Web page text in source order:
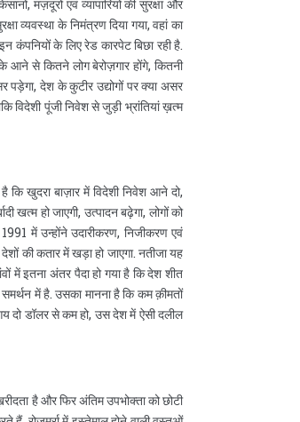
मज़दूरों एवं व्यापारियों की सुरक्षा और
व्यवस्था के निमंत्रण दिया गया, वहां का
कंपनियों के लिए रेड कारपेट बिछा रही है.
आने से कितने लोग बेरोज़गार होंगे, कितनी
पड़ेगा, देश के कुटीर उद्योगों पर क्या असर
विदेशी पूंजी निवेश से जुड़ी भ्रांतियां ख़त्म
कि खुदरा बाज़ार में विदेशी निवेश आने दो,
खत्म हो जाएगी, उत्पादन बढ़ेगा, लोगों को
में उन्होंने उदारीकरण, निजीकरण एवं
की कतार में खड़ा हो जाएगा. नतीजा यह
में इतना अंतर पैदा हो गया है कि देश शीत
में है. उसका मानना है कि कम क़ीमतों
दो डॉलर से कम हो, उस देश में ऐसी दलील
है और फिर अंतिम उपभोक्ता को छोटी